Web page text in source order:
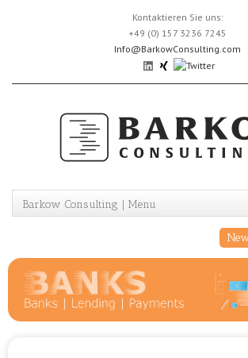
Kontaktieren Sie uns:
+49 (0) 157 3236 7245
Info@BarkowConsulting.com
Barkow Consulting | Menu